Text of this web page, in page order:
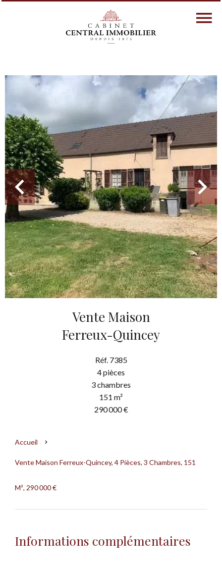
Vente Maison
Ferreux-Quincey
Réf. 7385
4 pièces
3 chambres
151 m²
290 000 €
Accueil
Vente Maison Ferreux-Quincey, 4 Pièces, 3 Chambres, 151
M², 290 000 €
Informations complémentaires